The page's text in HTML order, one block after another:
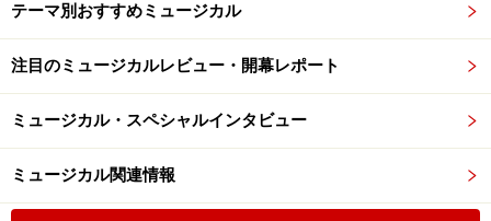
テーマ別おすすめミュージカル
注目のミュージカルレビュー・開幕レポート
ミュージカル・スペシャルインタビュー
ミュージカル関連情報